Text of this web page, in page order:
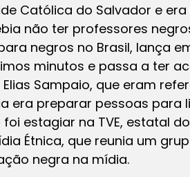
Católica do Salvador e
não ter professores
negros no Brasil, lança
minutos e passa a ter
Elias Sampaio, que eram
era preparar pessoas
estagiar na TVE, estatal
Étnica, que reunia um
negra na mídia.